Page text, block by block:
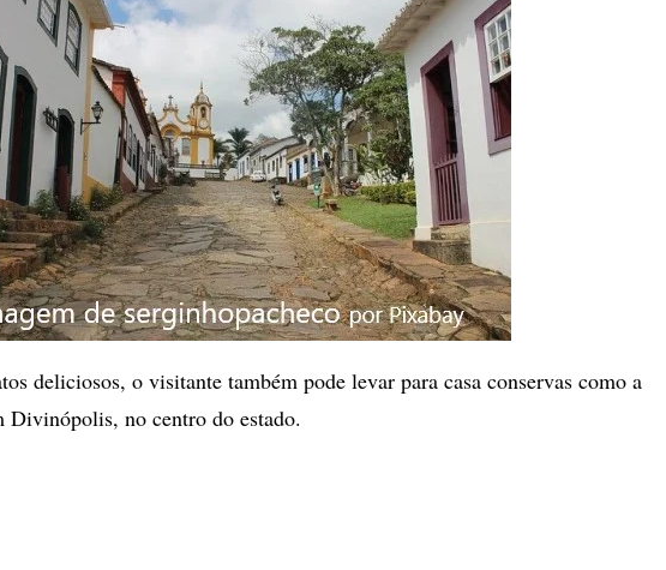
deliciosos, o visitante também pode levar para casa conservas como a
Divinópolis, no centro do estado.